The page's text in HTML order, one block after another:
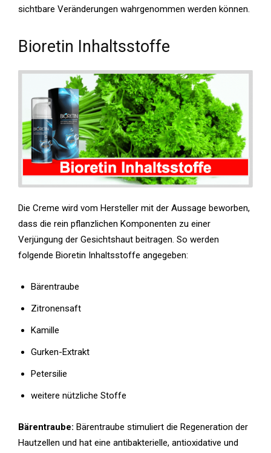
sichtbare Veränderungen wahrgenommen werden können.
Bioretin Inhaltsstoffe
Die Creme wird vom Hersteller mit der Aussage beworben,
dass die rein pflanzlichen Komponenten zu einer
Verjüngung der Gesichtshaut beitragen. So werden
folgende Bioretin Inhaltsstoffe angegeben:
Bärentraube
Zitronensaft
Kamille
Gurken-Extrakt
Petersilie
weitere nützliche Stoffe
Bärentraube: Bärentraube stimuliert die Regeneration der
Hautzellen und hat eine antibakterielle, antioxidative und